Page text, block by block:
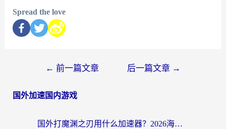
Spread the love
← 前一篇文章 后一篇文章 →
国外加速国内游戏
国外打魔渊之刃用什么加速器？2026海外玩家国服游戏加速全攻略（附闪耀暖暖&复苏的魔女避坑指南）